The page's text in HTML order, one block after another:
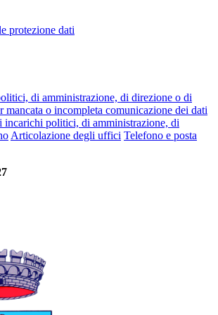
protezione dati
di amministrazione, di direzione o di
mancata o incompleta comunicazione dei dati
incarichi politici, di amministrazione, di
Articolazione degli uffici Telefono e posta